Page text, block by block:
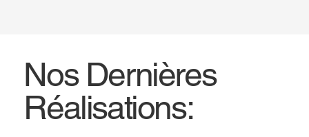
Nos Dernières
Réalisations: